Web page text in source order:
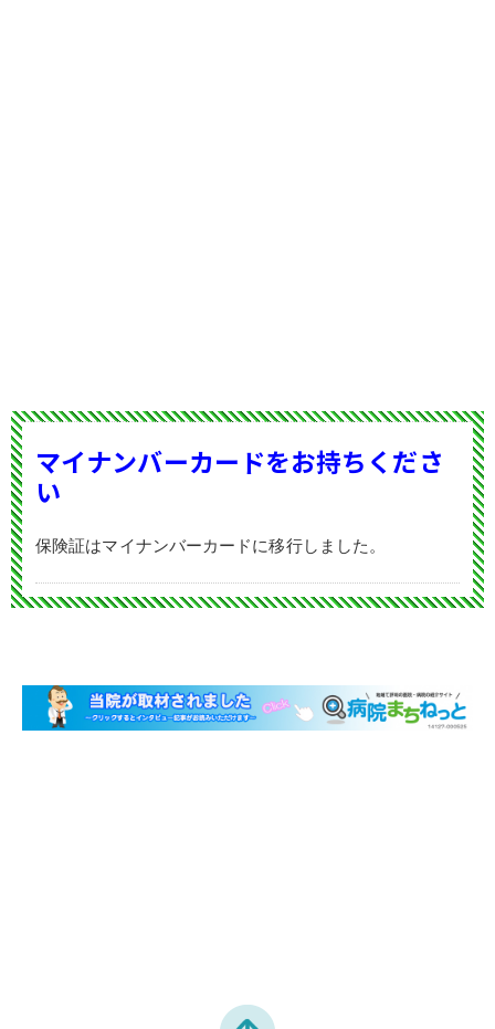
マイナンバーカードをお持ちくださ
い
保険証はマイナンバーカードに移行しました。